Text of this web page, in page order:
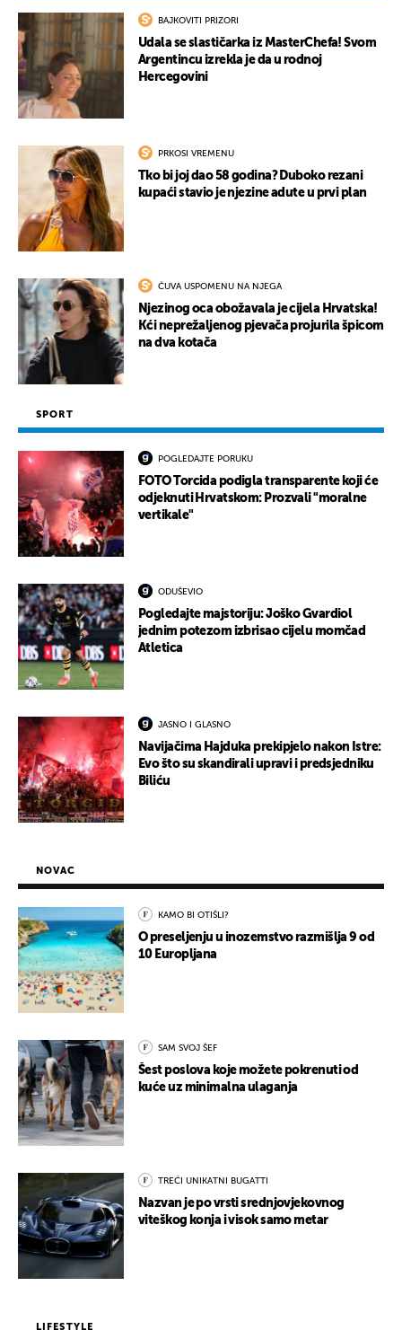
BAJKOVITI PRIZORI
Udala se slastičarka iz MasterChefa! Svom
Argentincu izrekla je da u rodnoj
Hercegovini
PRKOSI VREMENU
Tko bi joj dao 58 godina? Duboko rezani
kupaći stavio je njezine adute u prvi plan
ČUVA USPOMENU NA NJEGA
Njezinog oca obožavala je cijela Hrvatska!
Kći neprežaljenog pjevača projurila špicom
na dva kotača
SPORT
POGLEDAJTE PORUKU
FOTO Torcida podigla transparente koji će
odjeknuti Hrvatskom: Prozvali "moralne
vertikale"
ODUŠEVIO
Pogledajte majstoriju: Joško Gvardiol
jednim potezom izbrisao cijelu momčad
Atletica
JASNO I GLASNO
Navijačima Hajduka prekipjelo nakon Istre:
Evo što su skandirali upravi i predsjedniku
Biliću
NOVAC
KAMO BI OTIŠLI?
O preseljenju u inozemstvo razmišlja 9 od
10 Europljana
SAM SVOJ ŠEF
Šest poslova koje možete pokrenuti od
kuće uz minimalna ulaganja
TREĆI UNIKATNI BUGATTI
Nazvan je po vrsti srednjovjekovnog
viteškog konja i visok samo metar
LIFESTYLE